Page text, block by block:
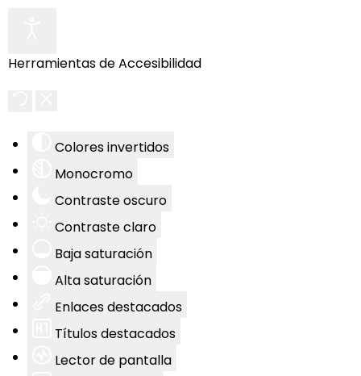
Herramientas de Accesibilidad
Colores invertidos
Monocromo
Contraste oscuro
Contraste claro
Baja saturación
Alta saturación
Enlaces destacados
Títulos destacados
Lector de pantalla